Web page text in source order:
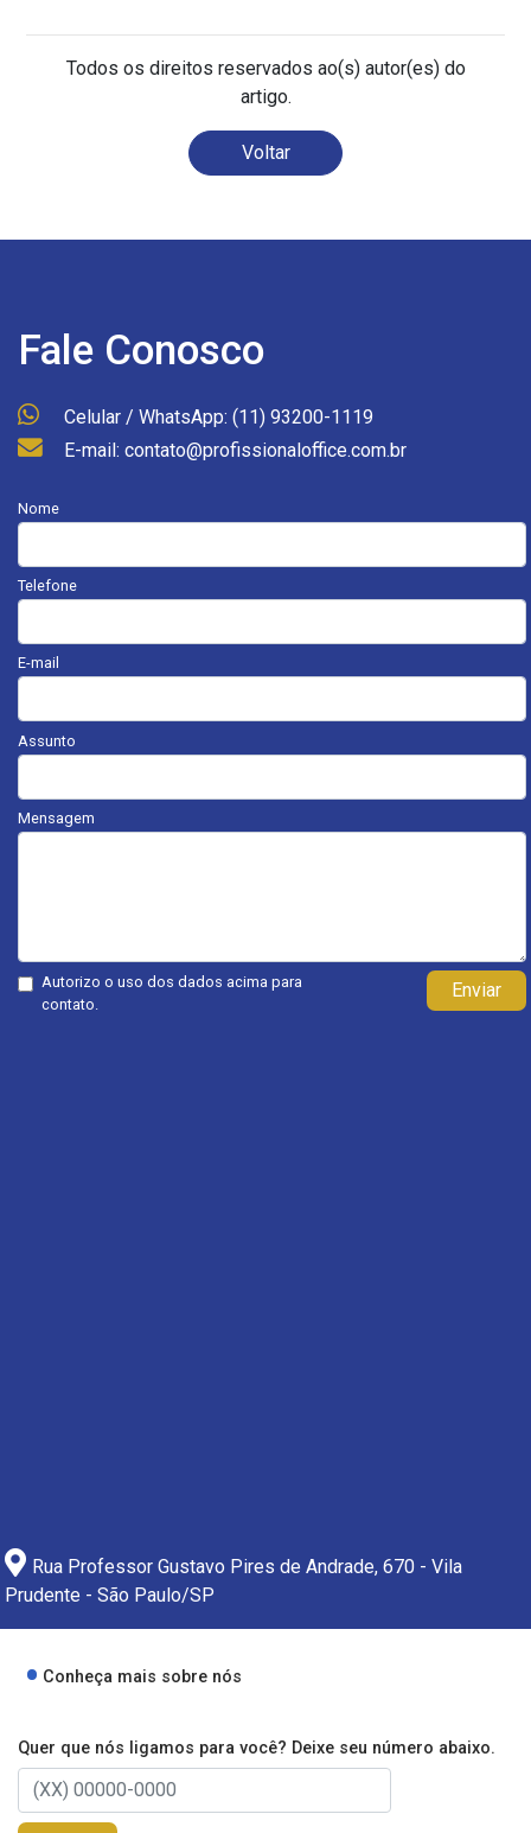
Todos os direitos reservados ao(s) autor(es) do
artigo.
Voltar
Fale Conosco
Celular / WhatsApp: (11) 93200-1119
E-mail: contato@profissionaloffice.com.br
Nome
Telefone
E-mail
Assunto
Mensagem
Autorizo o uso dos dados acima para
contato.
Enviar
Rua Professor Gustavo Pires de Andrade, 670 - Vila
Prudente - São Paulo/SP
Conheça mais sobre nós
Quer que nós ligamos para você? Deixe seu número abaixo.